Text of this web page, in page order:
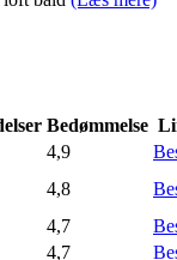
Bedømmelse
4,9
4,8
4,7
4,7